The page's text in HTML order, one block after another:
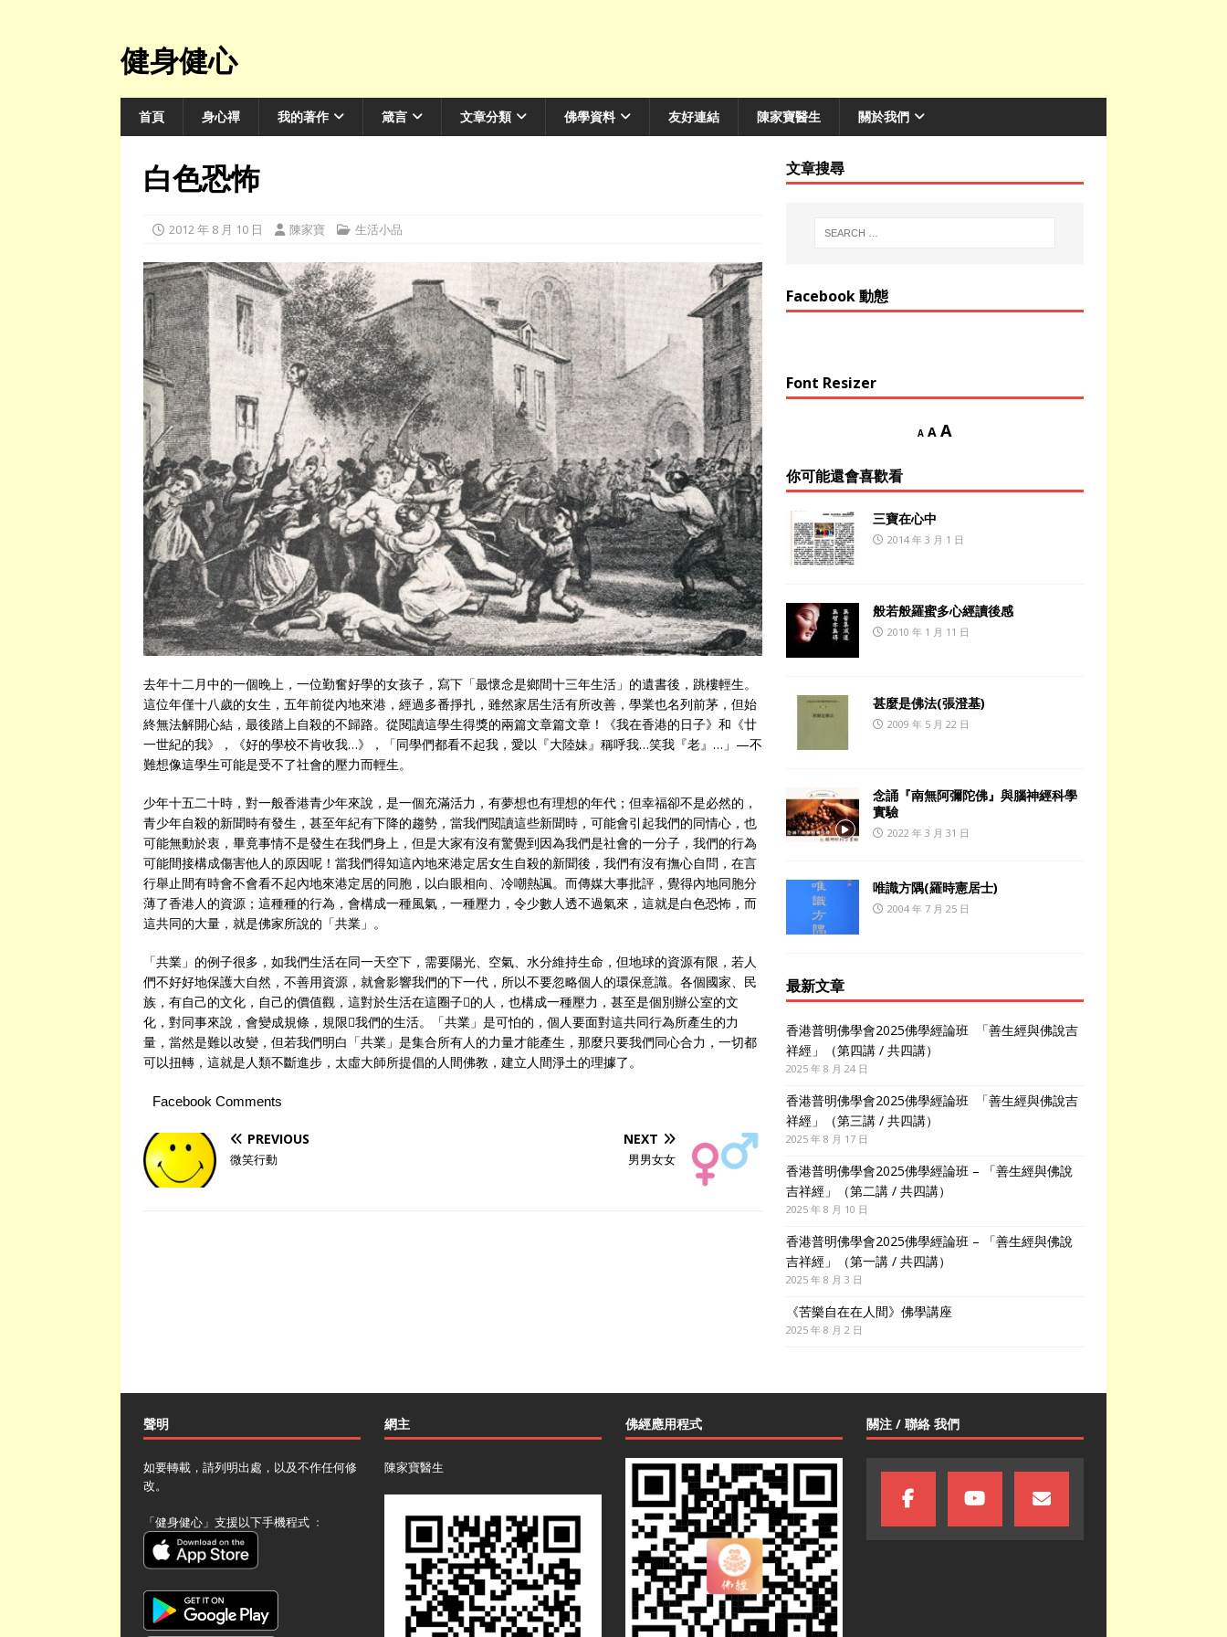
健身健心
首頁 身心禪 我的著作 箴言 文章分類 佛學資料 友好連結 陳家寶醫生 關於我們
白色恐怖
2012 年 8 月 10 日 陳家寶 生活小品
去年十二月中的一個晚上，一位勤奮好學的女孩子，寫下「最懷念是鄉間十三年生活」的遺書後，跳樓輕生。
這位年僅十八歲的女生，五年前從內地來港，經過多番掙扎，雖然家居生活有所改善，學業也名列前茅，但始
終無法解開心結，最後踏上自殺的不歸路。從閱讀這學生得獎的兩篇文章篇文章！《我在香港的日子》和《廿
一世紀的我》，《好的學校不肯收我…》，「同學們都看不起我，愛以『大陸妹』稱呼我…笑我『老』…」—不
難想像這學生可能是受不了社會的壓力而輕生。
少年十五二十時，對一般香港青少年來說，是一個充滿活力，有夢想也有理想的年代；但幸福卻不是必然的，
青少年自殺的新聞時有發生，甚至年紀有下降的趨勢，當我們閱讀這些新聞時，可能會引起我們的同情心，也
可能無動於衷，畢竟事情不是發生在我們身上，但是大家有沒有驚覺到因為我們是社會的一分子，我們的行為
可能間接構成傷害他人的原因呢！當我們得知這內地來港定居女生自殺的新聞後，我們有沒有撫心自問，在言
行舉止間有時會不會看不起內地來港定居的同胞，以白眼相向、冷嘲熱諷。而傳媒大事批評，覺得內地同胞分
薄了香港人的資源；這種種的行為，會構成一種風氣，一種壓力，令少數人透不過氣來，這就是白色恐怖，而
這共同的大量，就是佛家所說的「共業」。
「共業」的例子很多，如我們生活在同一天空下，需要陽光、空氣、水分維持生命，但地球的資源有限，若人
們不好好地保護大自然，不善用資源，就會影響我們的下一代，所以不要忽略個人的環保意識。各個國家、民
族，有自己的文化，自己的價值觀，這對於生活在這圈子的人，也構成一種壓力，甚至是個別辦公室的文
化，對同事來說，會變成規條，規限我們的生活。「共業」是可怕的，個人要面對這共同行為所產生的力
量，當然是難以改變，但若我們明白「共業」是集合所有人的力量才能產生，那麼只要我們同心合力，一切都
可以扭轉，這就是人類不斷進步，太虛大師所提倡的人間佛教，建立人間淨土的理據了。
Facebook Comments
PREVIOUS
微笑行動
NEXT
男男女女
文章搜尋
Facebook 動態
Font Resizer
A A A
你可能還會喜歡看
三寶在心中
2014 年 3 月 1 日
般若般羅蜜多心經讀後感
2010 年 1 月 11 日
甚麼是佛法(張澄基)
2009 年 5 月 22 日
念誦『南無阿彌陀佛』與腦神經科學
實驗
2022 年 3 月 31 日
唯識方隅(羅時憲居士)
2004 年 7 月 25 日
最新文章
香港普明佛學會2025佛學經論班 「善生經與佛說吉
祥經」（第四講 / 共四講）
2025 年 8 月 24 日
香港普明佛學會2025佛學經論班 「善生經與佛說吉
祥經」（第三講 / 共四講）
2025 年 8 月 17 日
香港普明佛學會2025佛學經論班 – 「善生經與佛說
吉祥經」（第二講 / 共四講）
2025 年 8 月 10 日
香港普明佛學會2025佛學經論班 – 「善生經與佛說
吉祥經」（第一講 / 共四講）
2025 年 8 月 3 日
《苦樂自在在人間》佛學講座
2025 年 8 月 2 日
聲明
如要轉載，請列明出處，以及不作任何修
改。
「健身健心」支援以下手機程式 ﹕
網主
陳家寶醫生
佛經應用程式 關注 / 聯絡 我們